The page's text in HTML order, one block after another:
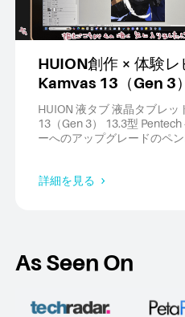
HUION創作 × 体験レ
Kamvas 13（Gen 3
HUION 液タブ 液晶タブレッ
13（Gen 3） 13.3型
ーへのアップグレードのペ
載 スタンド付き
詳細を見る
As Seen On